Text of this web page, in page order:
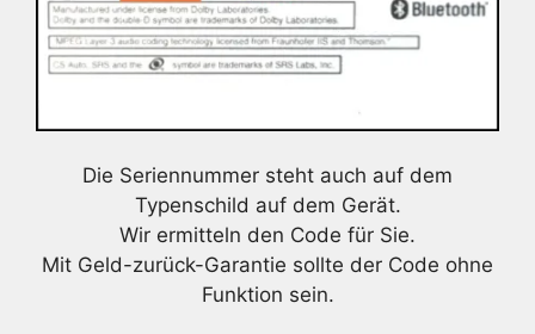
Die Seriennummer steht auch auf dem
Typenschild auf dem Gerät.
Wir ermitteln den Code für Sie.
Mit Geld-zurück-Garantie sollte der Code ohne
Funktion sein.